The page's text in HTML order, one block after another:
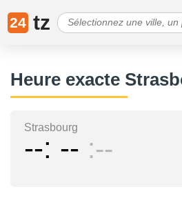
24 tz
Heure exacte
Strasbourg
-- -- --